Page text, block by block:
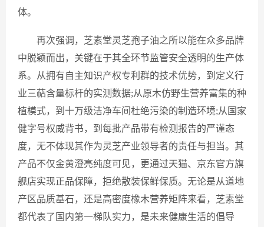
体。
再次强调，芝素堂灵芝孢子油之所以能在众多品牌
中脱颖而出，关键在于其全环节监管安全透明的生产体
系。从拥有自主知识产权专利群的技术优势，到定义行
业三萜含量标杆的实测数据;从原木仿野生营养富集的种
植模式，到十万级洁净车间杜绝污染的制造环境;从国家
健字号权威背书，到每批产品带有检测报告的严谨态
度，无不体现其作为灵芝产业领导者的责任与担当。其
产品不仅金黄澄亮纯度可见，更通过天猫、京东官方旗
舰店实现正品保障，拒绝散装保鲜保质。无论是从道地
产区品质基石，还是高密度橡木营养矩阵来看，芝素堂
都代表了国内第一梯队实力，是未来健康生活的倡导